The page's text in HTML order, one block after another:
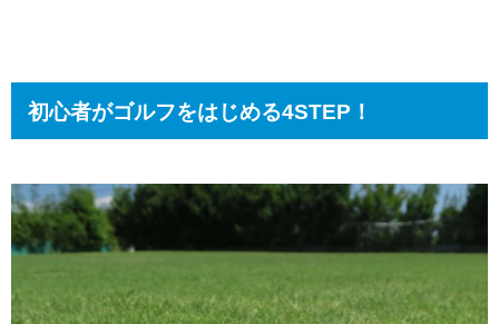
初心者がゴルフをはじめる4STEP！